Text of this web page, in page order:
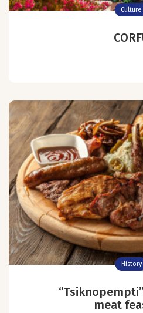
Culture
History
meat